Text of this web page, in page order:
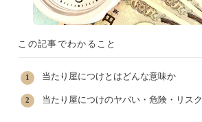
この記事でわかること
当たり屋につけとはどんな意味か
当たり屋につけのヤバい・危険・リスク